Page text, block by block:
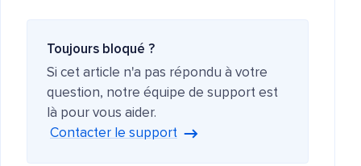
Toujours bloqué ?
Si cet article n'a pas répondu à votre
question, notre équipe de support est
là pour vous aider.
Contacter le support